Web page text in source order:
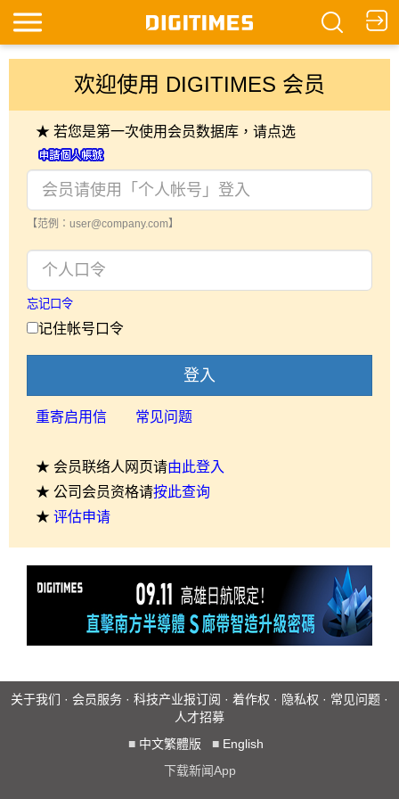
欢迎使用 DIGITIMES 会员
★ 若您是第一次使用会员数据库，请点选
【范例：user@company.com】
忘记口令
记住帐号口令
登入
重寄启用信 常见问题
★ 会员联络人网页请由此登入
★ 公司会员资格请按此查询
★ 评估申请
关于我们 · 会员服务 · 科技产业报订阅 · 着作权 · 隐私权 · 常见问题 ·
人才招募
■ 中文繁體版 ■ English
下载新闻App